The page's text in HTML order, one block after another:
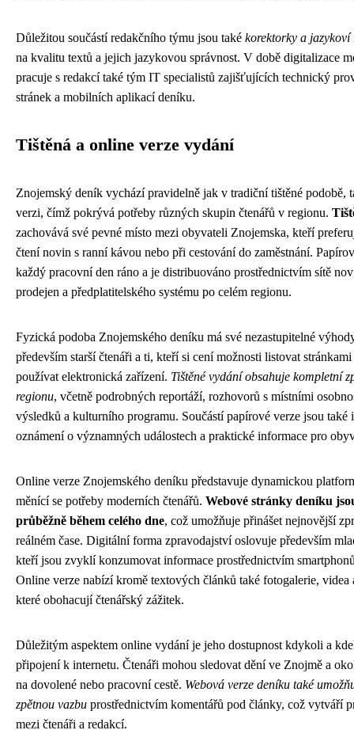
Důležitou součástí redakčního týmu jsou také korektorky a jazykoví
na kvalitu textů a jejich jazykovou správnost. V době digitalizace
pracuje s redakcí také tým IT specialistů zajišťujících technický
stránek a mobilních aplikací deníku.
Tištěná a online verze vydání
Znojemský deník vychází pravidelně jak v tradiční tištěné podobě,
verzi, čímž pokrývá potřeby různých skupin čtenářů v regionu.
zachovává své pevné místo mezi obyvateli Znojemska, kteří
čtení novin s ranní kávou nebo při cestování do zaměstnání.
každý pracovní den ráno a je distribuováno prostřednictvím sítě
prodejen a předplatitelského systému po celém regionu.
Fyzická podoba Znojemského deníku má své nezastupitelné
především starší čtenáři a ti, kteří si cení možnosti listovat
používat elektronická zařízení. Tištěné vydání obsahuje kompletní
regionu, včetně podrobných reportáží, rozhovorů s místními
výsledků a kulturního programu. Součástí papírové verze jsou také
oznámení o významných událostech a praktické informace pro
Online verze Znojemského deníku představuje dynamickou
měnící se potřeby moderních čtenářů. Webové stránky deníku
průběžně během celého dne, což umožňuje přinášet nejnovější
reálném čase. Digitální forma zpravodajství oslovuje především
kteří jsou zvyklí konzumovat informace prostřednictvím
Online verze nabízí kromě textových článků také fotogalerie,
které obohacují čtenářský zážitek.
Důležitým aspektem online vydání je jeho dostupnost kdykoli a
připojení k internetu. Čtenáři mohou sledovat dění ve Znojmě a
na dovolené nebo pracovní cestě. Webová verze deníku také
zpětnou vazbu prostřednictvím komentářů pod články, což vytváří
mezi čtenáři a redakcí.